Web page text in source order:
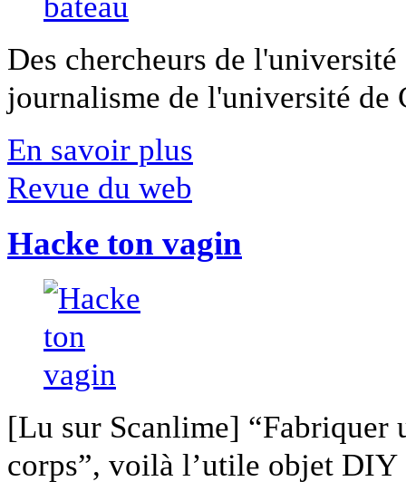
Des chercheurs de
journalisme de l'université
En savoir plus
Revue du web
Hacke ton vagin
[Lu sur Scanlime] “Fabriquer
corps”, voilà l’utile objet